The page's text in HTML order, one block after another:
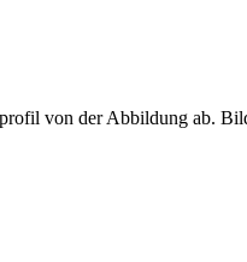
von der Abbildung ab.